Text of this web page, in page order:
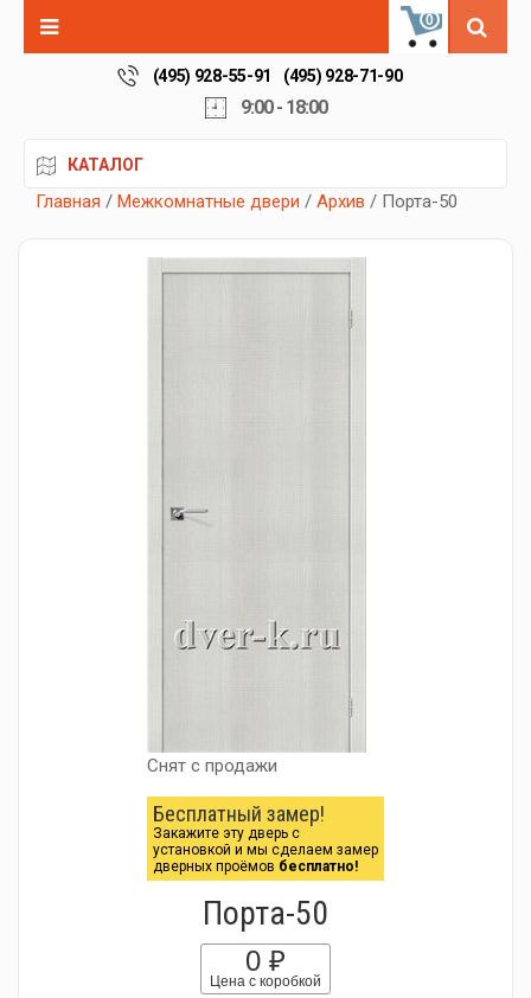
0
(495) 928-55-91 (495) 928-71-90
9:00 - 18:00
КАТАЛОГ
Главная / Межкомнатные двери / Архив / Порта-50
Снят с продажи
Бесплатный замер!
Закажите эту дверь с
установкой и мы сделаем замер
дверных проёмов бесплатно!
Порта-50
0 ₽
Цена с коробкой